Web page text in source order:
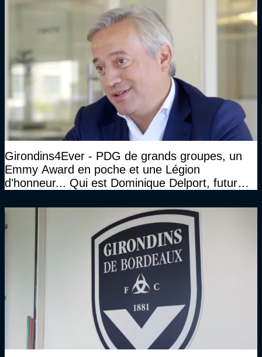
Girondins4Ever - PDG de grands groupes, un
Emmy Award en poche et une Légion
d'honneur... Qui est Dominique Delport, futur